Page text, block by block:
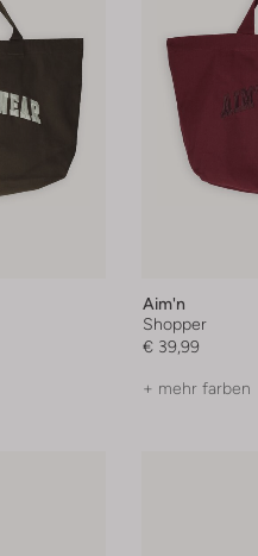
Aim'n
Shopper
€ 39,99
+ mehr farben